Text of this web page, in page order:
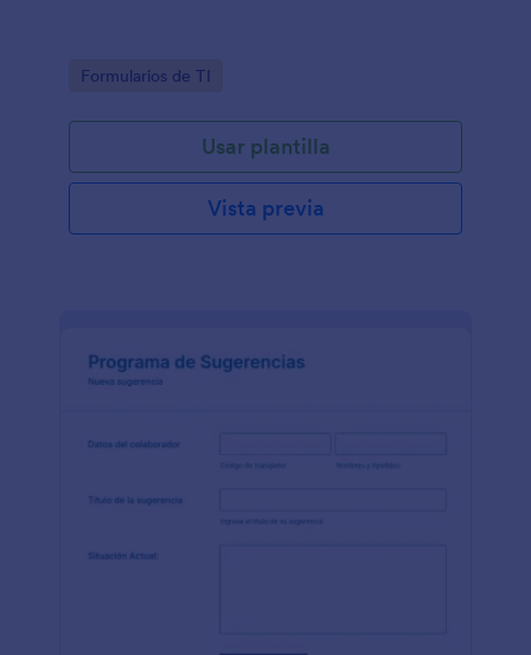
Go to Category:
Formularios de TI
Usar plantilla
Vista previa